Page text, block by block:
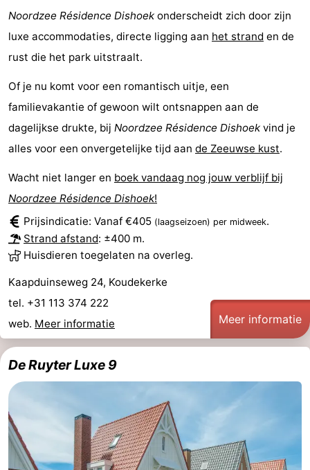
Natuur
Oosterschelde
-
Burgh
Haamstede
-
Natuur
van
Schouwen
Walcheren
Veere
-
Natuur
-
Natuur
Mantelingen
-
Westkapelle
-
Zoutelande
-
Natuur
Walcherse
bos
-
Vlissingen
-
Middelburg
Zeeuws-
Vlaanderen
Noordzee Résidence Dishoek onderscheidt zich door zijn
luxe accommodaties, directe ligging aan het strand en de
rust die het park uitstraalt.
Of je nu komt voor een romantisch uitje, een
familievakantie of gewoon wilt ontsnappen aan de
dagelijkse drukte, bij Noordzee Résidence Dishoek vind je
alles voor een onvergetelijke tijd aan de Zeeuwse kust.
Wacht niet langer en boek vandaag nog jouw verblijf bij
Noordzee Résidence Dishoek!
Prijsindicatie: Vanaf €405 (laagseizoen) per midweek.
Strand afstand: ±400 m.
Huisdieren toegelaten na overleg.
Kaapduinseweg 24, Koudekerke
tel. +31 113 374 222
web. Meer informatie Meer informatie
De Ruyter Luxe 9